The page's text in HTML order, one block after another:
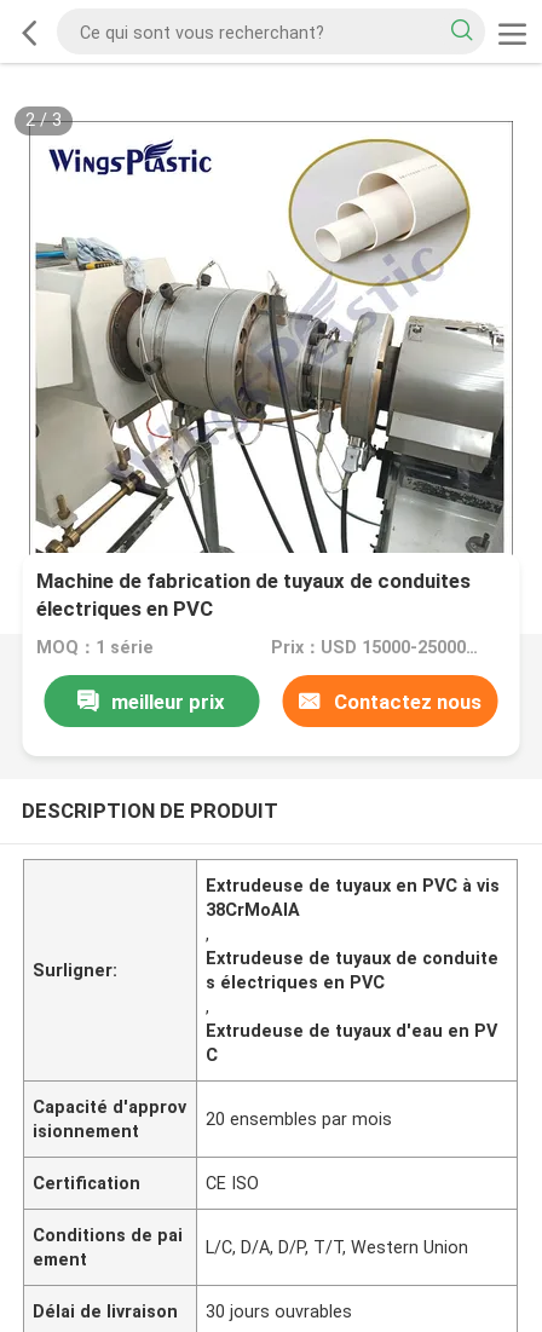
2/3
Machine de fabrication de tuyaux de conduites
électriques en PVC
MOQ：1 série Prix：USD 15000-25000 per set
meilleur prix Contactez nous
DESCRIPTION DE PRODUIT
Surligner:
Extrudeuse de tuyaux en PVC à vis
38CrMoAlA
,
Extrudeuse de tuyaux de conduite
s électriques en PVC
,
Extrudeuse de tuyaux d'eau en PV
C
Capacité d'approv
isionnement
20 ensembles par mois
Certification CE ISO
Conditions de pai
ement
L/C, D/A, D/P, T/T, Western Union
Délai de livraison 30 jours ouvrables